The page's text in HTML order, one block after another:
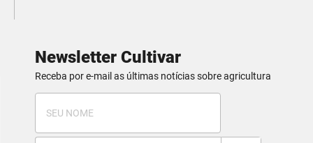
Newsletter Cultivar
Receba por e-mail as últimas notícias sobre agricultura